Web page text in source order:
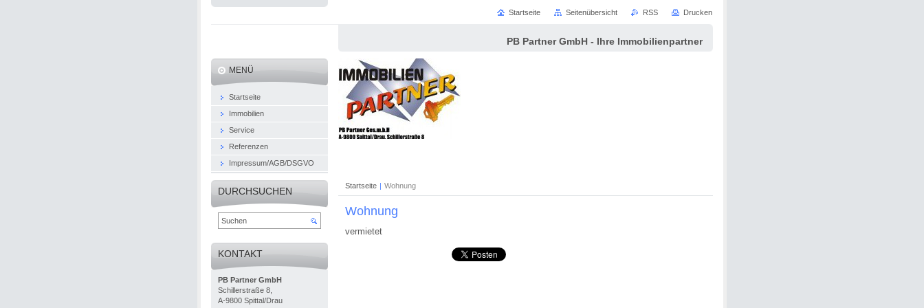
PB Partner GmbH - Ihre Immobilienpartner
Startseite | Wohnung
Wohnung
vermietet
MENÜ
Startseite
Immobilien
Service
Referenzen
Impressum/AGB/DSGVO
DURCHSUCHEN
KONTAKT
PB Partner GmbH
Schillerstraße 8,
A-9800 Spittal/Drau
Startseite Seitenübersicht RSS Drucken